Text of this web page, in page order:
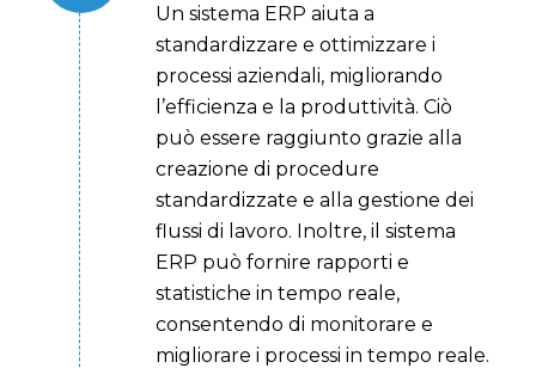
Un sistema ERP aiuta a
standardizzare e ottimizzare i
processi aziendali, migliorando
l’efficienza e la produttività. Ciò
può essere raggiunto grazie alla
creazione di procedure
standardizzate e alla gestione dei
flussi di lavoro. Inoltre, il sistema
ERP può fornire rapporti e
statistiche in tempo reale,
consentendo di monitorare e
migliorare i processi in tempo reale.